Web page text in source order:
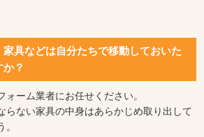
具などは自分たちで移動しておいた
？
ォーム業者にお任せください。
らない家具の中身はあらかじめ取り出して